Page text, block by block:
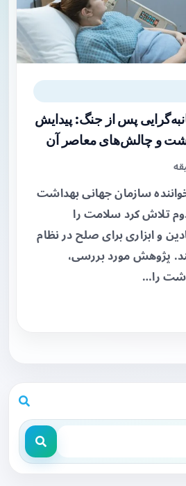
پس از جنگ: پیدایش
و چالش‌های معاصر آن
سازمان جهانی بهداشت
تلاش کرد سلامت را
و ابزاری برای صلح در نظام
پژوهش مورد بررسی،
را…